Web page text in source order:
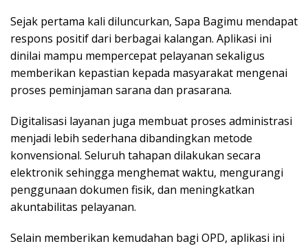
Sejak pertama kali diluncurkan, Sapa Bagimu mendapat
respons positif dari berbagai kalangan. Aplikasi ini
dinilai mampu mempercepat pelayanan sekaligus
memberikan kepastian kepada masyarakat mengenai
proses peminjaman sarana dan prasarana.
Digitalisasi layanan juga membuat proses administrasi
menjadi lebih sederhana dibandingkan metode
konvensional. Seluruh tahapan dilakukan secara
elektronik sehingga menghemat waktu, mengurangi
penggunaan dokumen fisik, dan meningkatkan
akuntabilitas pelayanan.
Selain memberikan kemudahan bagi OPD, aplikasi ini